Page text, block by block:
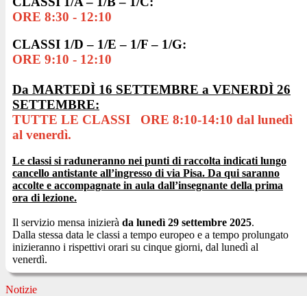
ORE 8:30 - 12:10
CLASSI 1/D – 1/E – 1/F– 1/G:
ORE 9:10 - 12:10
Da MARTEDÌ 16 SETTEMBRE a VENERDÌ 26
SETTEMBRE:
TUTTE LE CLASSI
ORE 8:10-14:10 dal lunedì
al venerdì.
Le classi si raduneranno nei punti di raccolta indicati lungo
cancello antistante all’ingresso di via Pisa. Da qui saranno
accolte e accompagnate in aula dall’insegnante della prima
ora di lezione.
Il servizio mensa inizierà da lunedì 29 settembre 2025.
Dalla stessa data le classi a tempo europeo e a tempo prolungato
inizieranno i rispettivi orari su cinque giorni, dal lunedì al
venerdì.
Notizie